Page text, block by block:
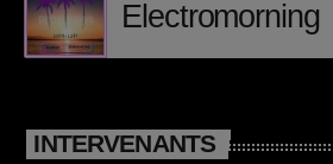
News Electromorning
INTERVENANTS